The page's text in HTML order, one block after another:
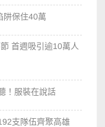
保住40萬
首週吸引逾10萬人
！服裝在說話
支隊伍齊聚高雄